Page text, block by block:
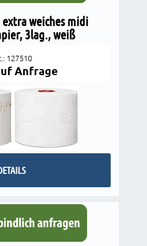
weiches midi
3lag., weiß
127510
Anfrage